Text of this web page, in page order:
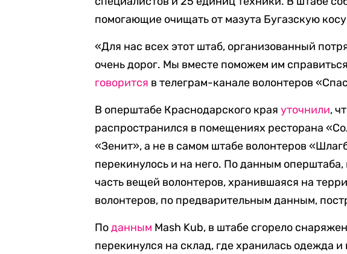
помогающие очищать от мазута Бугазскую
«Для нас всех этот штаб, организованный
очень дорог. Мы вместе поможем им
говорится в телеграм-канале волонтеров
В оперштабе Краснодарского краяуточнили,
распространился в помещениях ресторана
«Зенит», а не в самом штабе волонтеров
перекинулось и на него. По данным
часть вещей волонтеров, хранившаяся на
волонтеров, по предварительным данным,
Поданным Mash Kub, в штабе сгорело
перекинулся на склад, где хранилась одежда